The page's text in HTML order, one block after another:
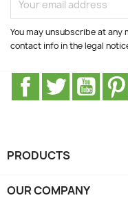
You may unsubscribe at any
contact info in the legal
Facebook
Twitter
PRODUCTS
OUR COMPANY